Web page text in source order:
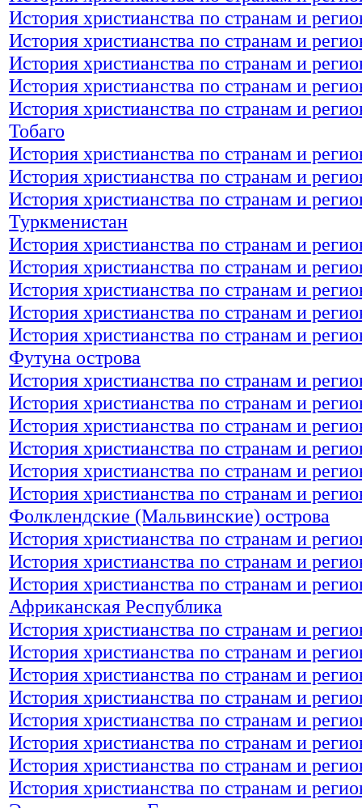
История христианства по странам и
История христианства по странам и
История христианства по странам и
История христианства по странам и
История христианства по странам и
Тобаго
История христианства по странам и
История христианства по странам и
История христианства по странам и
Туркменистан
История христианства по странам и
История христианства по странам и
История христианства по странам и
История христианства по странам и
История христианства по странам и
Футуна острова
История христианства по странам и
История христианства по странам и
История христианства по странам и
История христианства по странам и
История христианства по странам и
История христианства по странам и
Фолклендские (Мальвинские) острова
История христианства по странам и
История христианства по странам и
История христианства по странам и
Африканская Республика
История христианства по странам и
История христианства по странам и
История христианства по странам и
История христианства по странам и
История христианства по странам и
История христианства по странам и
История христианства по странам и
История христианства по странам и